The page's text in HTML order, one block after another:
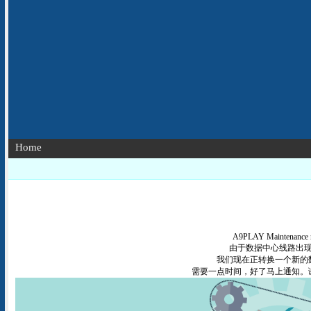
Home
A9PLAY Maintenance
由于数据中心线路出
我们现在正转换一个新的
需要一点时间，好了马上通知